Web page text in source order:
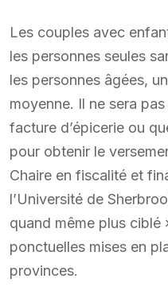
Les couples avec
les personnes seules
les personnes âgées,
moyenne. Il ne sera
facture d’épicerie ou
pour obtenir le
Chaire en fiscalité et
l’Université de
quand même plus ciblé
ponctuelles mises en
provinces.